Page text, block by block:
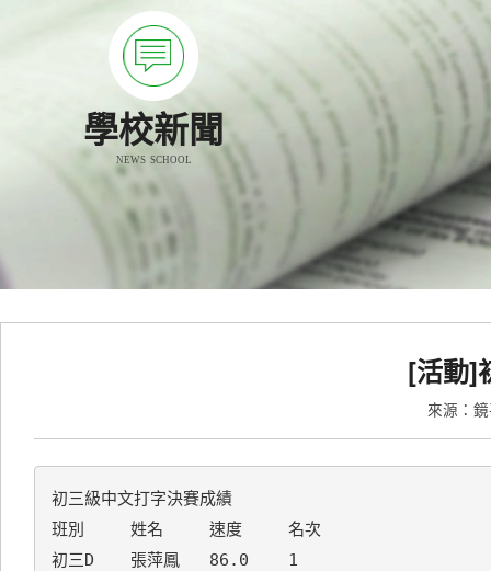
學校新聞
NEWS SCHOOL
[活動]
來源：
初三級中文打字決賽成績
班別	姓名	速度	名次
初三D	張萍鳳	86.0	1